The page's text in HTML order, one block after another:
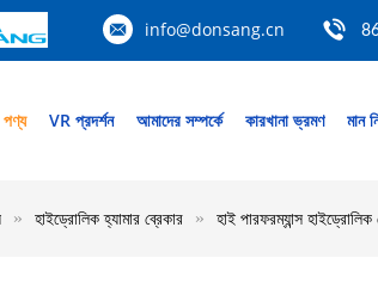
info@donsang.cn
পণ্য VR প্রদর্শন আমাদের সম্পর্কে কারখানা ভ্রমণ মান
হাইড্রোলিক হ্যামার ব্রেকার হাই পারফরম্যান্স